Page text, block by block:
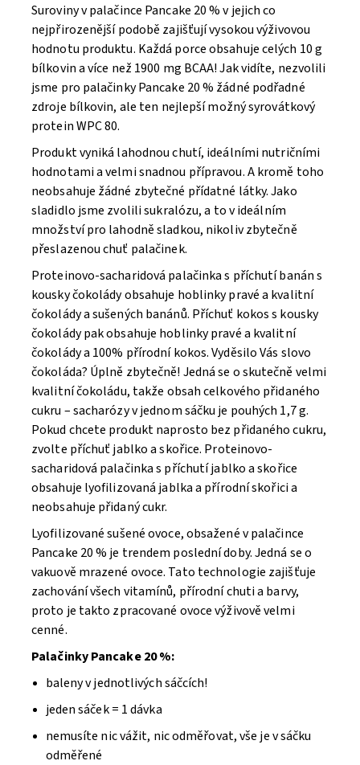
Suroviny v palačince Pancake 20 % v jejich co
nejpřirozenější podobě zajišťují vysokou výživovou
hodnotu produktu. Každá porce obsahuje celých 10 g
bílkovin a více než 1900 mg BCAA! Jak vidíte, nezvolili
jsme pro palačinky Pancake 20 % žádné podřadné
zdroje bílkovin, ale ten nejlepší možný syrovátkový
protein WPC 80.
Produkt vyniká lahodnou chutí, ideálními nutričními
hodnotami a velmi snadnou přípravou. A kromě toho
neobsahuje žádné zbytečné přídatné látky. Jako
sladidlo jsme zvolili sukralózu, a to v ideálním
množství pro lahodně sladkou, nikoliv zbytečně
přeslazenou chuť palačinek.
Proteinovo-sacharidová palačinka s příchutí banán s
kousky čokolády obsahuje hoblinky pravé a kvalitní
čokolády a sušených banánů. Příchuť kokos s kousky
čokolády pak obsahuje hoblinky pravé a kvalitní
čokolády a 100% přírodní kokos. Vyděsilo Vás slovo
čokoláda? Úplně zbytečně! Jedná se o skutečně velmi
kvalitní čokoládu, takže obsah celkového přidaného
cukru – sacharózy v jednom sáčku je pouhých 1,7 g.
Pokud chcete produkt naprosto bez přidaného cukru,
zvolte příchuť jablko a skořice. Proteinovo-
sacharidová palačinka s příchutí jablko a skořice
obsahuje lyofilizovaná jablka a přírodní skořici a
neobsahuje přidaný cukr.
Lyofilizované sušené ovoce, obsažené v palačince
Pancake 20 % je trendem poslední doby. Jedná se o
vakuově mrazené ovoce. Tato technologie zajišťuje
zachování všech vitamínů, přírodní chuti a barvy,
proto je takto zpracované ovoce výživově velmi
cenné.
Palačinky Pancake 20 %:
baleny v jednotlivých sáčcích!
jeden sáček = 1 dávka
nemusíte nic vážit, nic odměřovat, vše je v sáčku
odměřené